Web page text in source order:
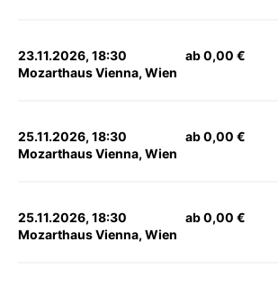
23.11.2026, 18:30
Mozarthaus Vienna, Wien
ab 0,00 €
25.11.2026, 18:30
Mozarthaus Vienna, Wien
ab 0,00 €
25.11.2026, 18:30
Mozarthaus Vienna, Wien
ab 0,00 €